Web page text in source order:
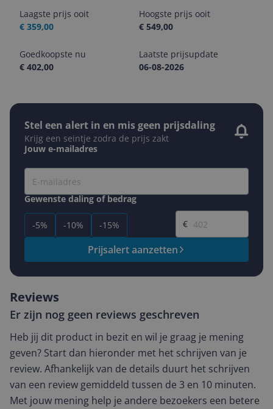
Laagste prijs ooit
€ 359,00
Hoogste prijs ooit
€ 549,00
Goedkoopste nu
€ 402,00
Laatste prijsupdate
06-08-2026
Stel een alert in en mis geen prijsdaling
Krijg een seintje zodra de prijs zakt
Jouw e-mailadres
Gewenste daling of bedrag
-5% -10% -15%
Gewenste prijs
€
Prijsalert aanzetten
Reviews
Er zijn nog geen reviews geschreven
Heb jij dit product in bezit en wil je graag je mening
geven? Start dan hieronder met het schrijven van je
review. Afhankelijk van de details duurt het schrijven
van een review gemiddeld tussen de 3 en 10 minuten.
Met jouw mening help je andere bezoekers een betere